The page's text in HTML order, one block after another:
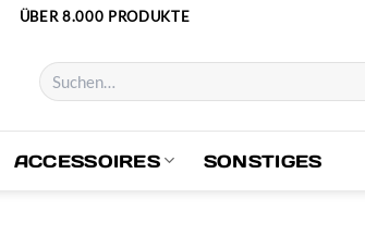
ÜBER 8.000 PRODUKTE
Suchen
nach:
ACCESSOIRES SONSTIGES